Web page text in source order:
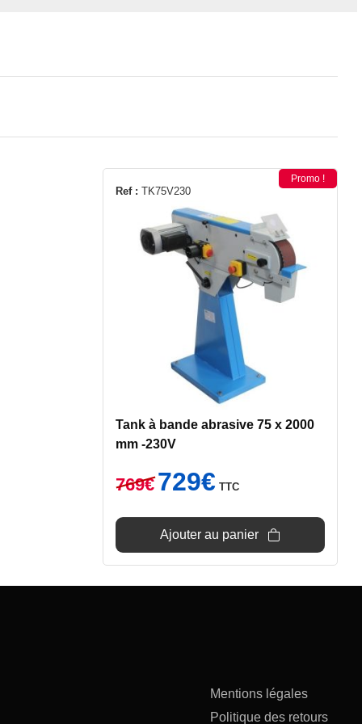
Ref : TK75V230
Promo !
Tank à bande abrasive 75 x 2000
mm -230V
769€
Le
prix
était :
729€prix
est :
TTC
Ajouter au panier
Mentions légales
Politique des retours